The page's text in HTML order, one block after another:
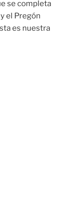
se completa
el Pregón
es nuestra